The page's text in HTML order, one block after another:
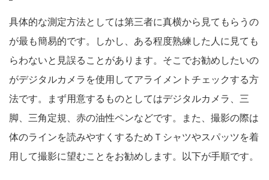
具体的な測定方法としては第三者に真横から見てもらうの
が最も簡易的です。しかし、ある程度熟練した人に見ても
らわないと見誤ることがあります。そこでお勧めしたいの
がデジタルカメラを使用してアライメントチェックする方
法です。まず用意するものとしてはデジタルカメラ、三
脚、三角定規、赤の油性ペンなどです。また、撮影の際は
体のラインを読みやすくするためＴシャツやスパッツを着
用して撮影に望むことをお勧めします。以下が手順です。